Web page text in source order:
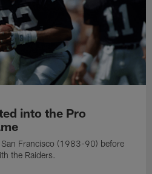
into the Pro
Francisco (1983-90) before
the Raiders.